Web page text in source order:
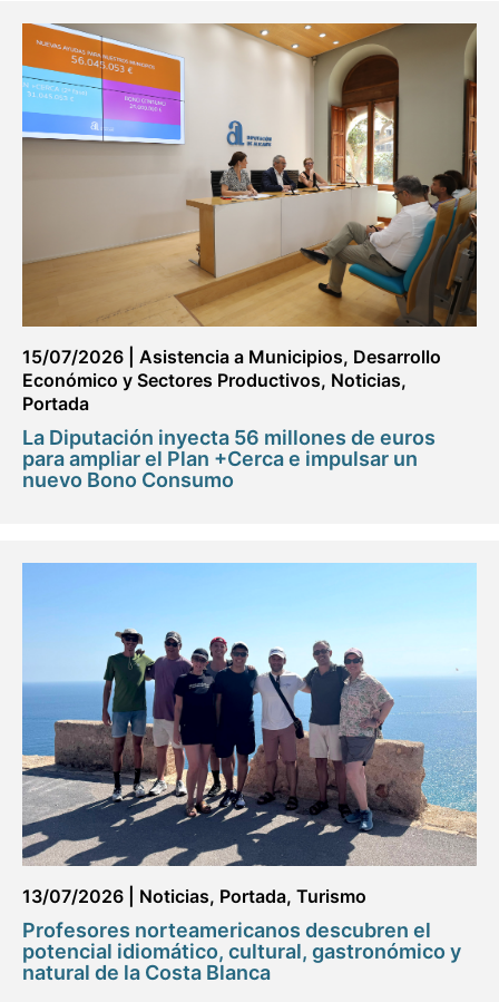
15/07/2026 Asistencia a Municipios, Desarrollo
Económico y Sectores Productivos, Noticias,
Portada
La Diputación inyecta 56 millones de euros
para ampliar el Plan +Cerca e impulsar un
nuevo Bono Consumo
13/07/2026 Noticias, Portada, Turismo
Profesores norteamericanos descubren el
potencial idiomático, cultural, gastronómico y
natural de la Costa Blanca